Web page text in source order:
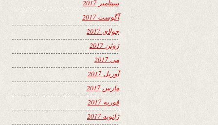
سپتامبر 2017
آگوست 2017
جولای 2017
ژوئن 2017
می 2017
آوریل 2017
مارس 2017
فوریه 2017
ژانویه 2017